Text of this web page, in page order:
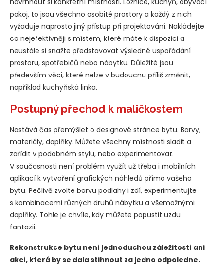
pokoj, to jsou všechno osobité prostory a každý z nich
vyžaduje naprosto jiný přístup při projektování. Nakládejte
co nejefektivněji s místem, které máte k dispozici a
neustále si snažte představovat výsledné uspořádání
prostoru, spotřebičů nebo nábytku. Důležité jsou
především věci, které nelze v budoucnu příliš změnit,
například kuchyňská linka.
Postupný přechod k maličkostem
Nastává čas přemýšlet o designové stránce bytu. Barvy,
materiály, doplňky. Můžete všechny místnosti sladit a
zařídit v podobném stylu, nebo experimentovat.
V současnosti není problém využít už třeba i mobilních
aplikací k vytvoření grafických náhledů přímo vašeho
bytu. Pečlivě zvolte barvu podlahy i zdí, experimentujte
s kombinacemi různých druhů nábytku a všemožnými
doplňky. Tohle je chvíle, kdy můžete popustit uzdu
fantazii.
Rekonstrukce bytu není jednoduchou záležitostí ani
akcí, která by se dala stihnout za jedno odpoledne.